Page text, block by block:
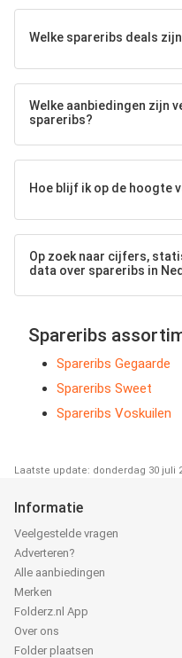
Welke spareribs deals
Welke aanbiedingen zijn
spareribs?
Hoe blijf ik op de hoogte
Op zoek naar cijfers,
data over spareribs in
Spareribs
Spareribs Gegaarde
Spareribs Sweet
Spareribs Voskuilen
Laatste update: donderdag 30 juli
Informatie
Veelgestelde vragen
Adverteren?
Alle aanbiedingen
Merken
Folderz.nl App
Over ons
Folder plaatsen